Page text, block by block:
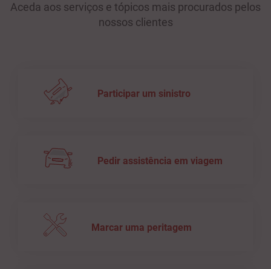
Aceda aos serviços e tópicos mais procurados pelos
nossos clientes
Participar um sinistro
Pedir assistência em viagem
Marcar uma peritagem